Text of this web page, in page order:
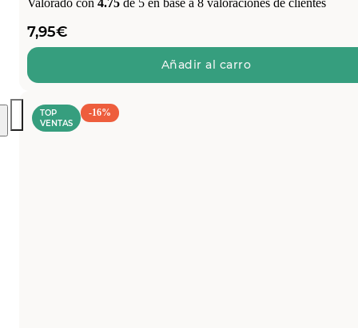
7,95€
Añadir al carro
TOP
VENTAS
-16%